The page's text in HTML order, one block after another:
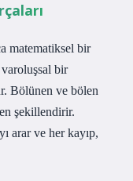
matematiksel bir
bir
Bölünen ve bölen
şekillendirir.
arar ve her kayıp,